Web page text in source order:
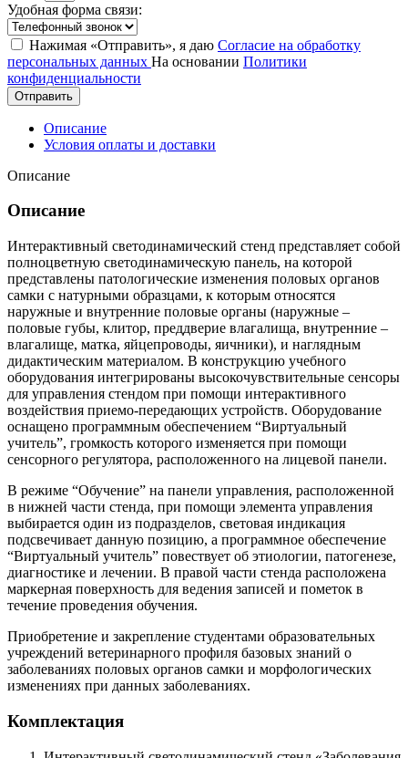
Удобная форма связи:
Нажимая «Отправить», я даю Согласие на обработку
персональных данных На основании Политики
конфиденциальности
Отправить
Описание
Условия оплаты и доставки
Описание
Описание
Интерактивный светодинамический стенд представляет собой
полноцветную светодинамическую панель, на которой
представлены патологические изменения половых органов
самки с натурными образцами, к которым относятся
наружные и внутренние половые органы (наружные –
половые губы, клитор, преддверие влагалища, внутренние –
влагалище, матка, яйцепроводы, яичники), и наглядным
дидактическим материалом. В конструкцию учебного
оборудования интегрированы высокочувствительные сенсоры
для управления стендом при помощи интерактивного
воздействия приемо-передающих устройств. Оборудование
оснащено программным обеспечением “Виртуальный
учитель”, громкость которого изменяется при помощи
сенсорного регулятора, расположенного на лицевой панели.
В режиме “Обучение” на панели управления, расположенной
в нижней части стенда, при помощи элемента управления
выбирается один из подразделов, световая индикация
подсвечивает данную позицию, а программное обеспечение
“Виртуальный учитель” повествует об этиологии, патогенезе,
диагностике и лечении. В правой части стенда расположена
маркерная поверхность для ведения записей и пометок в
течение проведения обучения.
Приобретение и закрепление студентами образовательных
учреждений ветеринарного профиля базовых знаний о
заболеваниях половых органов самки и морфологических
изменениях при данных заболеваниях.
Комплектация